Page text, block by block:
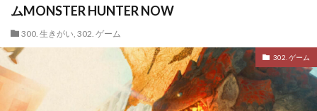
ムMONSTER HUNTER NOW
300. 生きがい, 302. ゲーム
302. ゲーム